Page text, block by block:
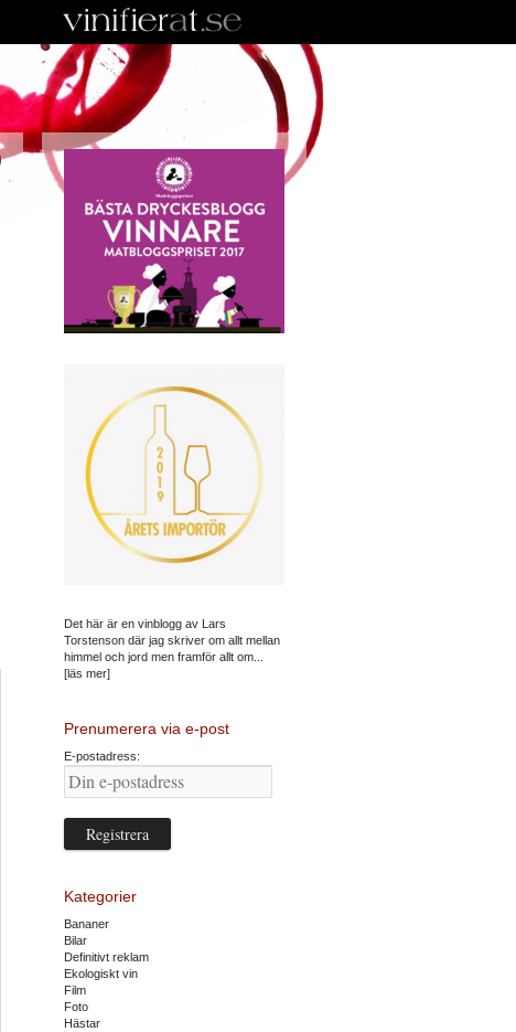
Det här är en vinblogg av Lars
Torstenson där jag skriver om allt mellan
himmel och jord men framför allt om...
[läs mer]
Prenumerera via e-post
E-postadress:
Kategorier
Bananer
Bilar
Definitivt reklam
Ekologiskt vin
Film
Foto
Hästar